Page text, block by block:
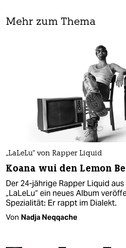
Mehr zum Thema
„LaLeLu“ von Rapper Liquid
Koana wui den Lemon
Der 24-jährige Rapper Liquid
„LaLeLu“ ein neues Album
Spezialität: Er rappt im Dialekt.
Von Nadja Neqqache